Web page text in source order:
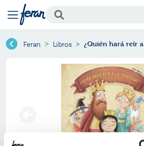
Feran Libros ¿Quién hará reír